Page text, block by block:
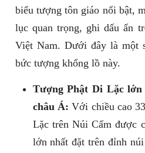
biểu tượng tôn giáo nổi bật,
lục quan trọng, ghi dấu ấn
Việt Nam. Dưới đây là một
bức tượng khổng lồ này.
Tượng Phật Di Lặc
châu Á: Với chiều cao
Lặc trên Núi Cấm được
lớn nhất đặt trên đỉnh